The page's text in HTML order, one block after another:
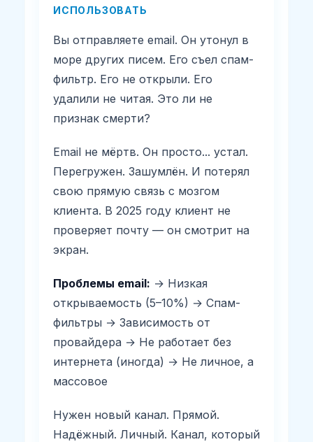
ИСПОЛЬЗОВАТЬ
Вы отправляете email. Он утонул в
море других писем. Его съел спам-
фильтр. Его не открыли. Его
удалили не читая. Это ли не
признак смерти?
Email не мёртв. Он просто... устал.
Перегружен. Зашумлён. И потерял
свою прямую связь с мозгом
клиента. В 2025 году клиент не
проверяет почту — он смотрит на
экран.
Проблемы email: → Низкая
открываемость (5–10%) → Спам-
фильтры → Зависимость от
провайдера → Не работает без
интернета (иногда) → Не личное, а
массовое
Нужен новый канал. Прямой.
Надёжный. Личный. Канал, который